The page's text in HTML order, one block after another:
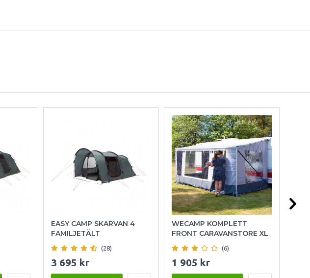
EASY CAMP SKARVAN 4
FAMILJETÄLT
(28)
3 695 kr
WECAMP KOMPLETT
FRONT CARAVANSTORE XL
(6)
1 905 kr